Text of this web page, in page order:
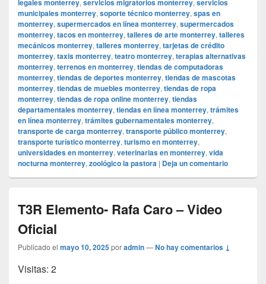
legales monterrey, servicios migratorios monterrey, servicios
municipales monterrey, soporte técnico monterrey, spas en
monterrey, supermercados en línea monterrey, supermercados
monterrey, tacos en monterrey, talleres de arte monterrey, talleres
mecánicos monterrey, talleres monterrey, tarjetas de crédito
monterrey, taxis monterrey, teatro monterrey, terapias alternativas
monterrey, terrenos en monterrey, tiendas de computadoras
monterrey, tiendas de deportes monterrey, tiendas de mascotas
monterrey, tiendas de muebles monterrey, tiendas de ropa
monterrey, tiendas de ropa online monterrey, tiendas
departamentales monterrey, tiendas en línea monterrey, trámites
en línea monterrey, trámites gubernamentales monterrey,
transporte de carga monterrey, transporte público monterrey,
transporte turístico monterrey, turismo en monterrey,
universidades en monterrey, veterinarias en monterrey, vida
nocturna monterrey, zoológico la pastora | Deja un comentario
T3R Elemento- Rafa Caro – Video
Oficial
Publicado el mayo 10, 2025poradmin—No hay comentarios ↓
Visitas: 2